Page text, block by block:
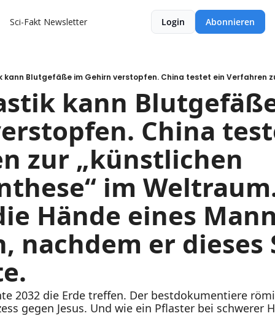
Sci-Fakt Newsletter Login Abonnieren
kann
China
zur „künstlichen
im
Hände eines
nachdem er dieses
2032 die Erde treffen. Der bestdokumentiere
gegen Jesus. Und wie ein Pflaster bei schwerer